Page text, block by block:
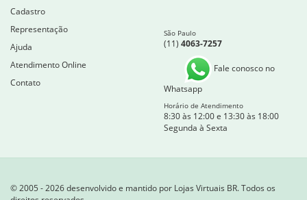
Cadastro
Representação
Ajuda
Atendimento Online
Contato
São Paulo
(11) 4063-7257
Fale conosco no
Whatsapp
Horário de Atendimento
8:30 às 12:00 e 13:30 às 18:00
Segunda à Sexta
© 2005 - 2026 desenvolvido e mantido por Lojas Virtuais BR. Todos os